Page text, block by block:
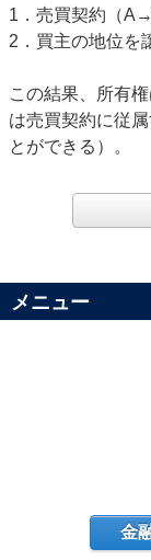
1．売買契約（
2．買主の地位を
この結果、所有
は売買契約に従
とができる）。
メニュー
金